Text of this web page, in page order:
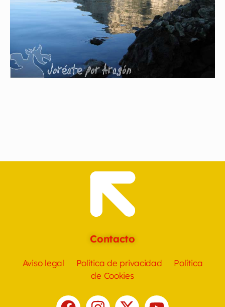
Contacto
Aviso legal Política de privacidad
Política
de Cookies